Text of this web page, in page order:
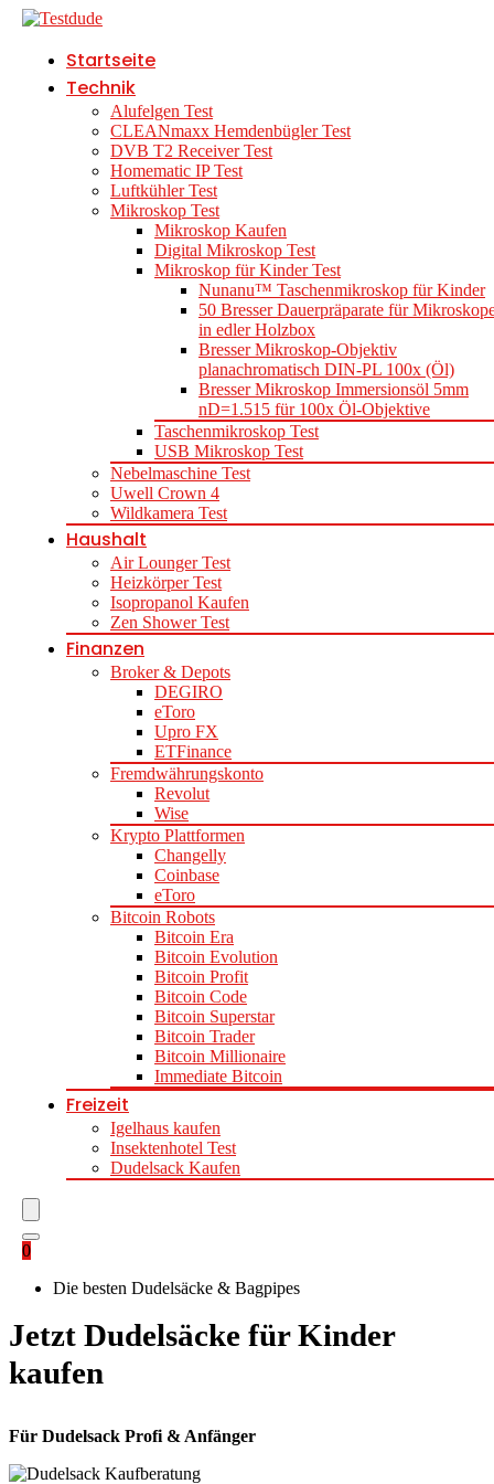
Startseite
Technik
Alufelgen Test
CLEANmaxx Hemdenbügler Test
DVB T2 Receiver Test
Homematic IP Test
Luftkühler Test
Mikroskop Test
Mikroskop Kaufen
Digital Mikroskop Test
Mikroskop für Kinder Test
Nunanu™ Taschenmikroskop für Kinder
50 Bresser Dauerpräparate für
in edler Holzbox
Bresser Mikroskop-Objektiv
planachromatisch DIN-PL 100x (Öl)
Bresser Mikroskop Immersionsöl 5mm
nD=1.515 für 100x Öl-Objektive
Taschenmikroskop Test
USB Mikroskop Test
Nebelmaschine Test
Uwell Crown 4
Wildkamera Test
Haushalt
Air Lounger Test
Heizkörper Test
Isopropanol Kaufen
Zen Shower Test
Finanzen
Broker & Depots
DEGIRO
eToro
Upro FX
ETFinance
Fremdwährungskonto
Revolut
Wise
Krypto Plattformen
Changelly
Coinbase
eToro
Bitcoin Robots
Bitcoin Era
Bitcoin Evolution
Bitcoin Profit
Bitcoin Code
Bitcoin Superstar
Bitcoin Trader
Bitcoin Millionaire
Immediate Bitcoin
Freizeit
Igelhaus kaufen
Insektenhotel Test
Dudelsack Kaufen
0
Die besten Dudelsäcke & Bagpipes
Jetzt Dudelsäcke für Kinder
kaufen
Für Dudelsack Profi & Anfänger